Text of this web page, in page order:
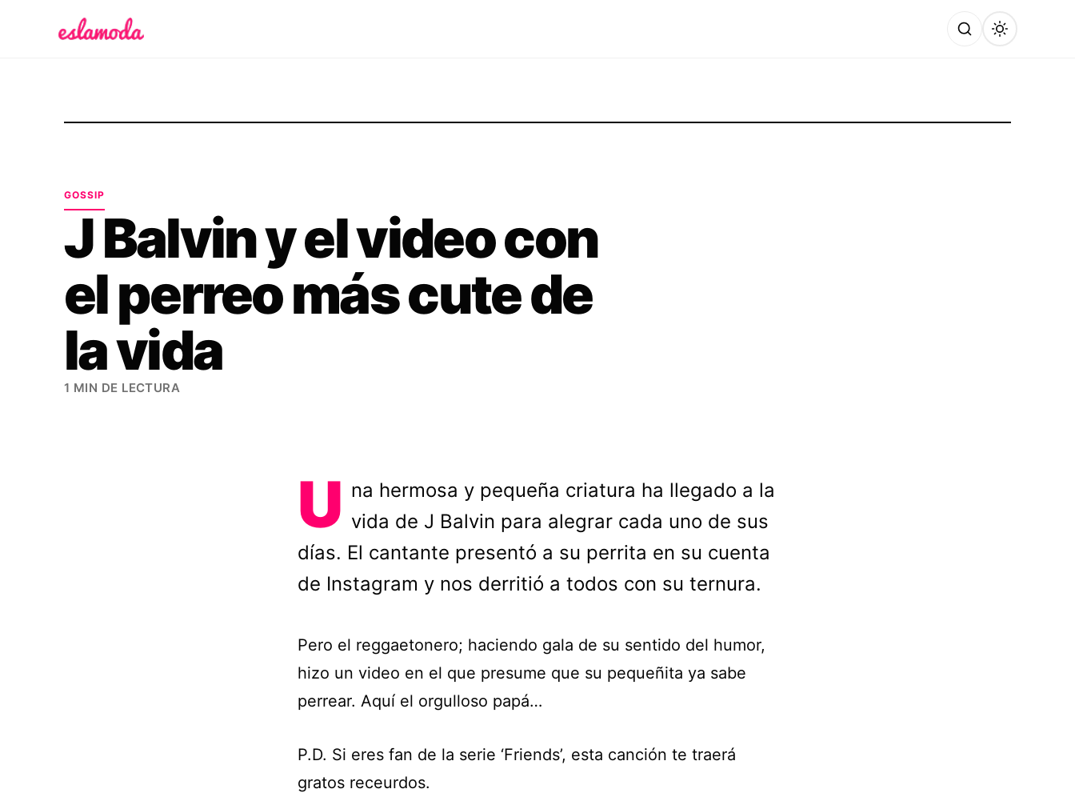
GOSSIP
J Balvin y el video con
el perreo más cute de
la vida
1 MIN DE LECTURA
U na hermosa y pequeña criatura ha llegado a la
vida de J Balvin para alegrar cada uno de sus
días. El cantante presentó a su perrita en su cuenta
de Instagram y nos derritió a todos con su ternura.
Pero el reggaetonero; haciendo gala de su sentido del humor,
hizo un video en el que presume que su pequeñita ya sabe
perrear. Aquí el orgulloso papá…
P.D. Si eres fan de la serie ‘Friends’, esta canción te traerá
gratos receurdos.